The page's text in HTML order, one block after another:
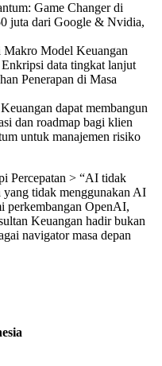
Game Changer di
juta dari Google & Nvidia,
Model Keuangan
data tingkat lanjut
Penerapan di Masa
dapat membangun
dan roadmap bagi klien
untuk manajemen risiko
Percepatan > “AI tidak
yang tidak menggunakan AI
perkembangan OpenAI,
Keuangan hadir bukan
navigator masa depan